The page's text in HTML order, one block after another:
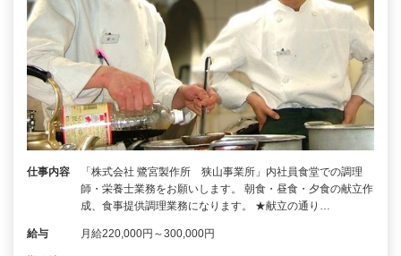
仕事内容
「株式会社 鷺宮製作所 狭山事業所」内社員食堂での調理
師・栄養士業務をお願いします。 朝食・昼食・夕食の献立作
成、食事提供調理業務になります。 ★献立の通り…
給与 月給220,000円～300,000円